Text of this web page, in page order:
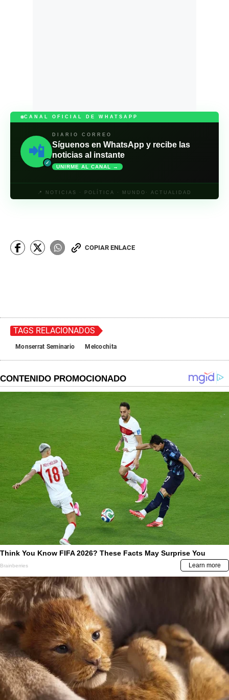
CANAL OFICIAL DE WHATSAPP
📲
✓
DIARIO CORREO
Síguenos en WhatsApp y recibe las
noticias al instante
UNIRME AL CANAL →
📍 NOTICIAS · POLÍTICA · MUNDO· ACTUALIDAD
COPIAR ENLACE
TAGS RELACIONADOS
Monserrat Seminario Melcochita